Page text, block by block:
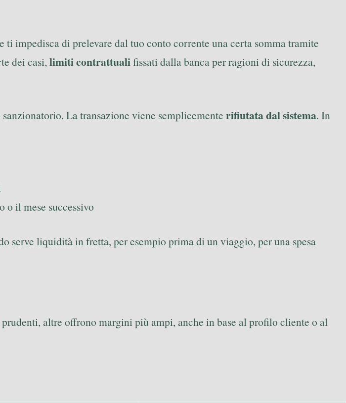
ti impedisca di prelevare dal tuo conto corrente una certa somma tramite
dei casi, limiti contrattualifissati dalla banca per ragioni di sicurezza,
La transazione viene semplicemente rifiutata dal sistema. In
o il mese successivo
serve liquidità in fretta, per esempio prima di un viaggio, per una spesa
altre offrono margini più ampi, anche in base al profilo cliente o al